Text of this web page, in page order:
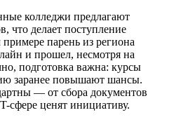
колледжи предлагают
что делает поступление
парень из региона
и прошел, несмотря на
подготовка важна: курсы
заранее повышают шансы.
— от сбора документов
сфере ценят инициативу.